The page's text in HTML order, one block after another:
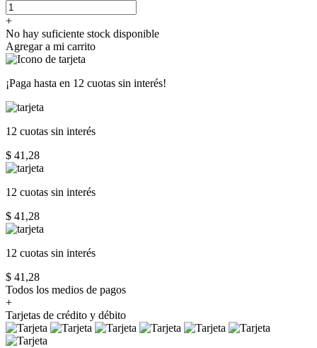
+
No hay suficiente stock disponible
Agregar a mi carrito
¡Paga hasta en 12 cuotas sin interés!
12 cuotas sin interés
$ 41,28
12 cuotas sin interés
$ 41,28
12 cuotas sin interés
$ 41,28
Todos los medios de pagos
+
Tarjetas de crédito y débito